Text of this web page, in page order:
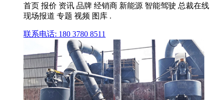
首页 报价 资讯 品牌 经销商 新能源 智能驾驶 总裁在线
现场报道 专题 视频 图库 .
联系电话: 180 3780 8511